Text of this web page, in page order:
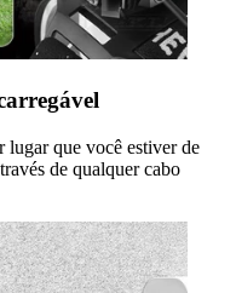
lugar que você estiver de
de qualquer cabo